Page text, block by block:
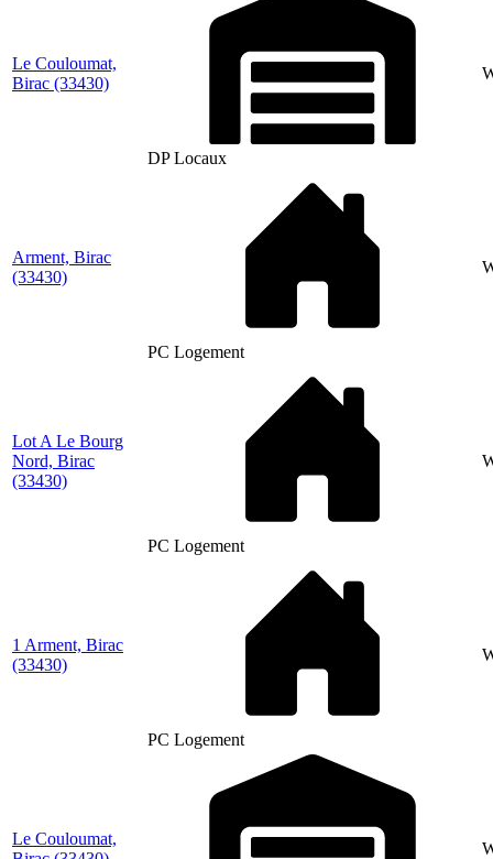
Le Couloumat,
Birac (33430)
DP Locaux
Arment, Birac
(33430)
PC Logement
Lot A Le Bourg
Nord, Birac
(33430)
PC Logement
1 Arment, Birac
(33430)
PC Logement
Le Couloumat,